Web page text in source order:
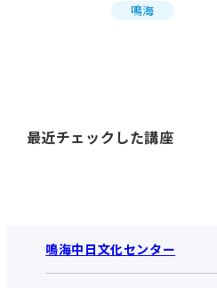
鳴海
最近チェックした講座
鳴海中日文化センター